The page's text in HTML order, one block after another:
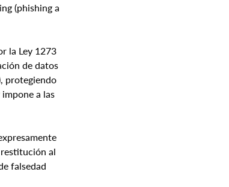
(phishing a
la Ley 1273
de datos
protegiendo
a las
al
falsedad